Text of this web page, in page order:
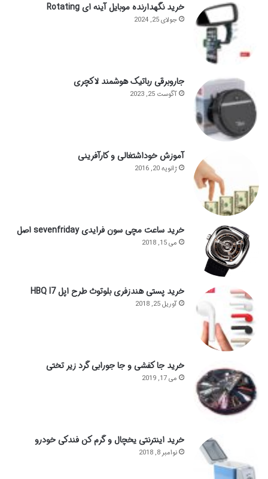
خرید نگهدارنده موبایل آینه ای Rotating
جولای 25, 2024
جاروبرقی رباتیک هوشمند لاکچری
آگوست 25, 2023
آموزش خوداشتغالی و کارآفرینی
ژانویه 20, 2016
خرید ساعت مچی سون فرایدی sevenfriday اصل
می 15, 2018
خرید پستی هندزفری بلوتوث طرح اپل HBQ I7
آوریل 25, 2018
خرید جا کفشی و جا جورابی گرد زیر تختی
می 17, 2019
خرید اینترنتی یخچال و گرم کن فندکی خودرو
نوامبر 8, 2018